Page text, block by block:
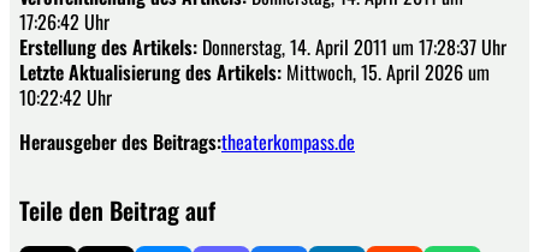
17:26:42 Uhr
Erstellung des Artikels: Donnerstag, 14. April 2011 um 17:28:37 Uhr
Letzte Aktualisierung des Artikels: Mittwoch, 15. April 2026 um
10:22:42 Uhr
Herausgeber des Beitrags:theaterkompass.de
Teile den Beitrag auf